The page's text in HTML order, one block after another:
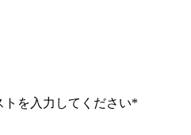
トを入力してください*